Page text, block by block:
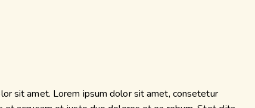
sit amet. Lorem ipsum dolor sit amet, consetetur